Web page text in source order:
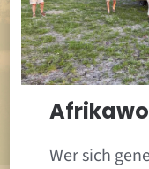
Wer sich